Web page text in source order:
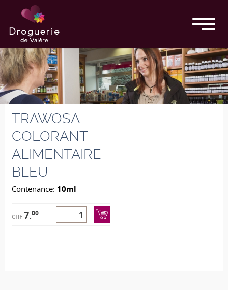
TRAWOSA
COLORANT
ALIMENTAIRE
BLEU
Contenance: 10ml
CHF 7.00